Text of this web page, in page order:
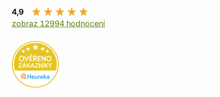
4,9
zobraz 12994 hodnocení